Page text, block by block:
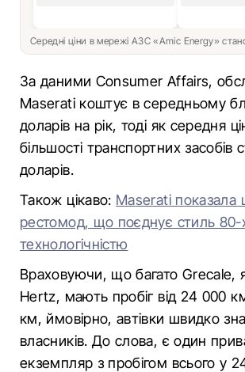
Середні ціни в мережі АЗС «Amic Energy»
За даними Consumer Affairs,
Maserati коштує в середньому
доларів на рік, тоді як середня
більшості транспортних засобів
доларів.
Також цікаво: Maserati показала
рестомод, що поєднує стиль 80-
технологічністю
Враховуючи, що багато Grecale,
Hertz, мають пробіг від 24 000
км, ймовірно, автівки швидко
власників. До слова, є один
екземпляр з пробігом всього у